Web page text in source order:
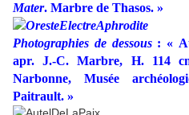
Mater. Marbre de Thasos. »
Photographies de dessous : «
apr. J.-C. Marbre, H. 114
Narbonne, Musée
Paitrault. »